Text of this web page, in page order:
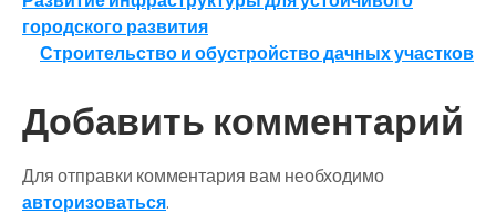
по
городского развития
Строительство и обустройство дачных участков
Добавить комментарий
Для отправки комментария вам необходимо
авторизоваться.